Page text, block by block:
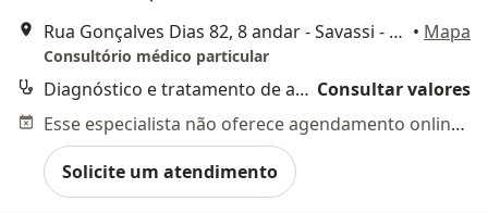
Rua Gonçalves Dias 82, 8 andar - Savassi - Funcionários, Belo Horizonte • Mapa
Consultório médico particular
Diagnóstico e tratamento de autismo/transtorno do espectro autista Consultar valores
Esse especialista não oferece agendamento online para esse endereço.
Solicite um atendimento